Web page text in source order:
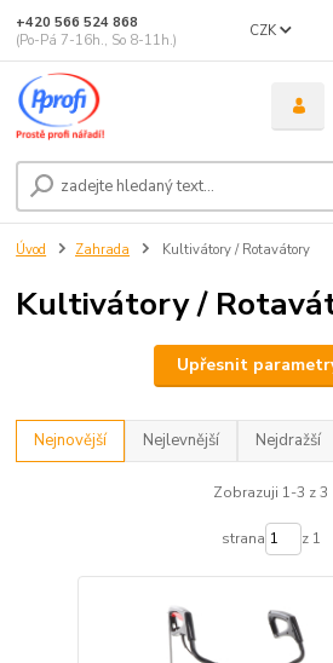
CZK
+420 566 524 868
(Po-Pá 7-16h., So 8-11h.)
Úvod Zahrada Kultivátory / Rotavátory
Kultivátory /
Upřesnit
Nejnovější Nejlevnější Nejdražší
Zobrazuji 1-3 z 3
strana z 1